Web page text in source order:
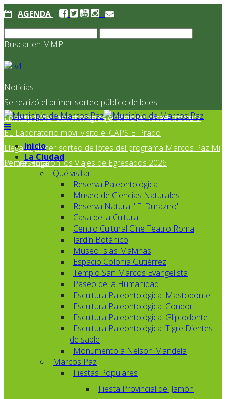
AGENDA
Buscar en MMP
Noticias:
Se realizó el primer sorteo público de lotes
correspondientes al programa Marcos Paz Mi Primer
El Jardín N° 910 continúa mejorando su infraestructura
EL Laboratorio móvil visito el CAPS El Prado
Llega el primer sorteo de lotes del programa Marcos Paz Mi
Primer Hogar
Se presentaron los Viajes de Egresados 2026
Inicio
La Ciudad
Qué visitar
Reserva Paleontológica
Museo de Ciencias Naturales
Reserva Natural "El Durazno"
Casa de la Cultura
Centro Cultural Cine Teatro Roma
Jardín Botánico
Museo Islas Malvinas
Espacio Colonia Gutiérrez
Templo San Marcos Evangelista
Paseo de la Humanidad
Escultura Paleontológica: Mastodonte
Escultura Paleontológica: Condor
Escultura Paleontológica: Gliptodonte
Escultura Paleontológica: Tigre Dientes
de sable
Monumento a Nelson Mandela
Marcos Paz
Fiestas Populares
Fiesta Provincial del Jamón